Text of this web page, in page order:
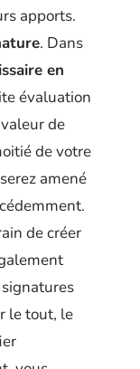
apports.
. Dans
en
évaluation
de
de votre
amené
de créer
le tout, le